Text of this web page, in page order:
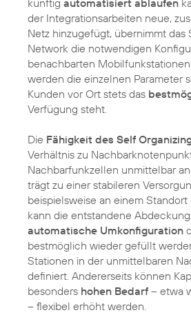
der Integrationsarbeiten neue,
Netz hinzugefügt, übernimmt das
Network die notwendigen
benachbarten
werden die einzelnen Parameter
Kunden vor Ort stets das
Verfügung steht.
Die Fähigkeit des Self
Verhältnis zu
Nachbarfunkzellen unmittelbar
trägt zu einer stabileren
beispielsweise an einem Standort
kann die entstandene
automatische Umkonfiguration
bestmöglich wieder gefüllt
Stationen in der unmittelbaren
definiert. Andererseits können
besonders hohen Bedarf – etwa
– flexibel erhöht werden.